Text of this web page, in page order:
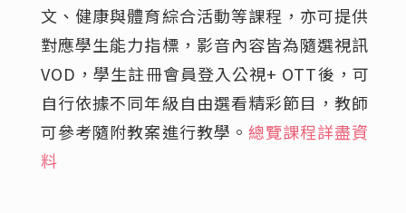
文、健康與體育綜合活動等課程，亦可提供
對應學生能力指標，影音內容皆為隨選視訊
VOD，學生註冊會員登入公視+ OTT後，可
自行依據不同年級自由選看精彩節目，教師
可參考隨附教案進行教學。 總覽課程詳盡資
料